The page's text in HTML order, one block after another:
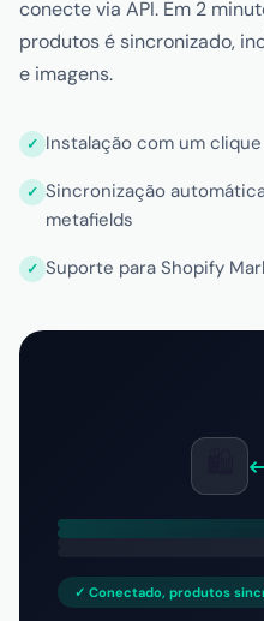
conecte via API. Em 2
produtos é sincronizado,
e imagens.
Instalação com um
Sincronização
metafields
Suporte para Shopify
✓ Conectado, produtos